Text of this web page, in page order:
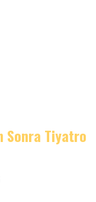
Sonra Tiyatro